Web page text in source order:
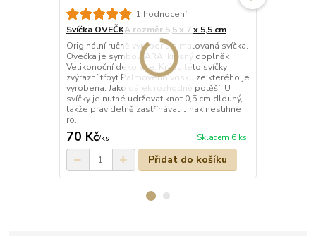
1 hodnocení
Svíčka OVEČKA rozměr 5,5 x 7 x 5,5 cm
Originální ručně vyrobená a malovaná svíčka.
Ovečka je symbol JARA, krásný doplněk
Velikonoční dekorace. Krásu této svíčky
zvýrazní třpyt Palmového vosku ze kterého je
vyrobena. Jako dárek rozhodně potěší. U
svíčky je nutné udržovat knot 0,5 cm dlouhý,
takže pravidelně zastříhávat. Jinak nestihne
ro...
70 Kč/ks Skladem 6 ks
Přidat do košíku